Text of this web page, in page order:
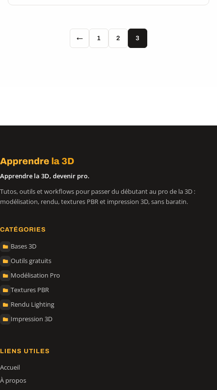
← 1 2 3
Apprendre la 3D
Apprendre la 3D, devenir pro.
Tutos, outils et workflows pour passer du débutant au pro de la 3D :
modélisation, rendu, textures PBR et impression 3D, sans baratin.
CATÉGORIES
Bases 3D
Outils gratuits
Modélisation Pro
Textures PBR
Rendu Lighting
Impression 3D
LIENS UTILES
Accueil
À propos